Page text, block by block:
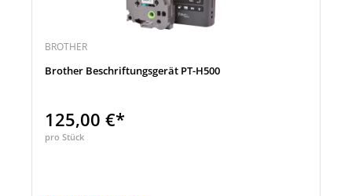
BROTHER
Brother Beschriftungsgerät PT-H500
125,00 €*
pro Stück